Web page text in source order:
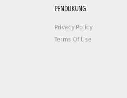
PENDUKUNG
Privacy Policy
Terms Of Use